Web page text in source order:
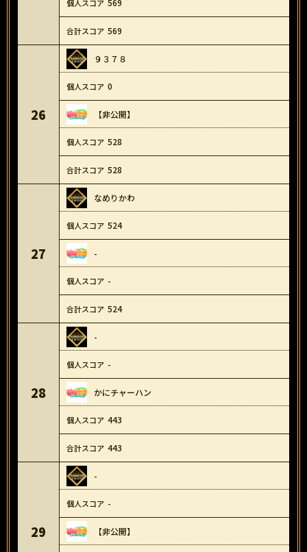
569
569
26
９３７８
0
【非公開】
528
528
27
なめりかわ
524
-
-
524
28
-
-
かにチャーハン
443
443
29
-
-
【非公開】